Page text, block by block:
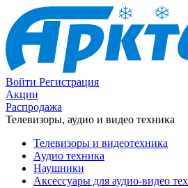
Войти Регистрация
Акции
Распродажа
Телевизоры, аудио и видео техника
Телевизоры и видеотехника
Аудио техника
Наушники
Аксессуары для аудио-видео